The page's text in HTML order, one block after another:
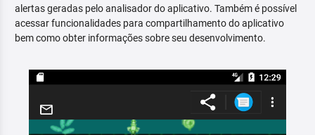
alertas geradas pelo analisador do aplicativo. Também é possível
acessar funcionalidades para compartilhamento do aplicativo
bem como obter informações sobre seu desenvolvimento.